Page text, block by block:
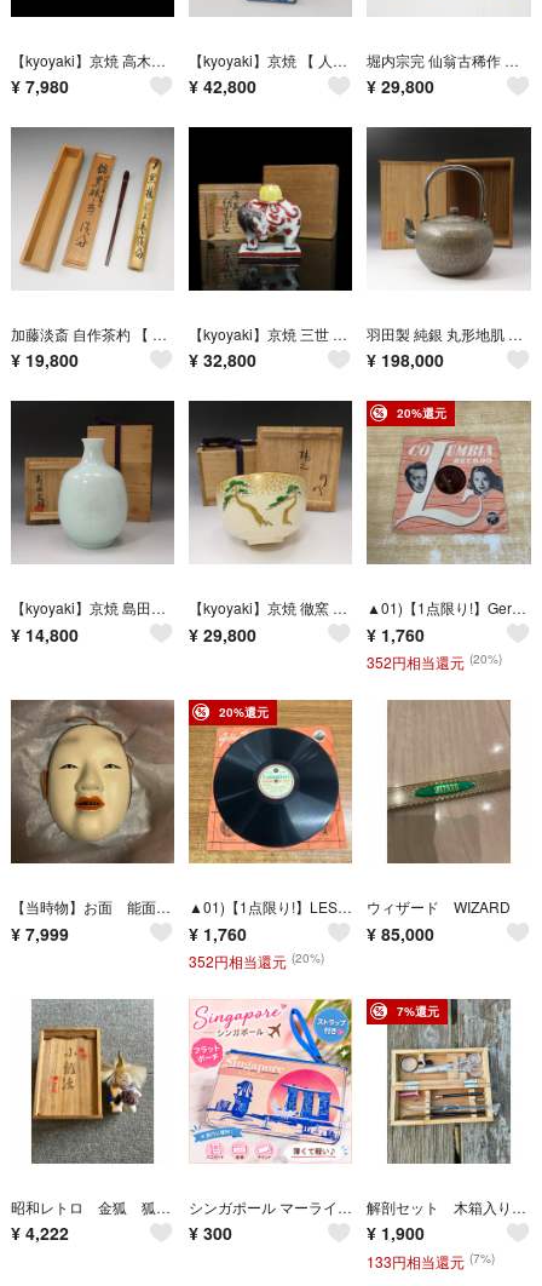
【kyoyaki】京焼 高木鳳子 造 鮎 置物 一対 陶磁器 _ 骨董品
¥ 7,980
【kyoyaki】京焼 【 人間国宝 近藤悠三 】 作 山染付 【 流水白雲 】 香合 二重箱 陶磁器 _ 骨董品
¥ 42,800
堀内宗完 仙翁古稀作 竹茶杓 【 銘：喜び ( よろこび ) 】 木工・竹工芸 _ 骨董品
¥ 29,800
加藤淡斎 自作茶杓 【 銘：黒椿 】 昭和己未春日 木工・竹工芸 ユニセックス 骨董品
¥ 19,800
【kyoyaki】京焼 三世 三浦竹泉 造 倣古着彩 馬香立 陶磁器 _ 骨董品
¥ 32,800
羽田製 純銀 丸形地肌 湯沸瓶 重量：370g 純銀刻印有 純銀 _ 骨董品
¥ 198,000
【kyoyaki】京焼 島田文雄 造 花文 青白磁徳利 陶磁器 _ 骨董品
¥ 14,800
【kyoyaki】京焼 徹窯 造【 銘：瑞光 】 川上拙以 絵付 金彩色絵松 茶碗 薮内流十二代猗々斎 書付箱 陶磁器 _ 骨董品
¥ 29,800
20%還元
▲01)【1点限り!】Geraldo's Gaucho Tango Orchestra/Yira! Yira!/ヘラルドスガウチョタンゴオーケストラ/ジーラジーラ/SPレコード/M153/A
¥ 1,760
352円相当還元 (20%)
【当時物】お面 能面 若女面 小面 骨董品 工芸品 石膏 陶器 古美術 激レア ビンテージ アンティーク インテリア 壁掛け
¥ 7,999
20%還元
▲01)【1点限り!】LES FEUILLES MORTES(枯葉)/Lucienne Delyle/リュシェンヌ・デリル/SPレコード/F32/シャンソン/A
¥ 1,760
352円相当還元 (20%)
ウィザード WIZARD
¥ 85,000
昭和レトロ 金狐 狐童子 人形 狐 棒無し 民芸品 郷土工芸品 小鍛治
¥ 4,222
シンガポール マーライオン ポーチ ペンケース 小物入れ 海外土産 旅行雑貨
¥ 300
7%還元
解剖セット 木箱入り 理科実験教材 夏休み自由研究
¥ 1,900
133円相当還元 (7%)